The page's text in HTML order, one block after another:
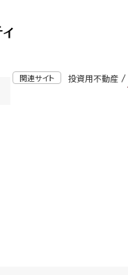
関連サイト 投資用不動産